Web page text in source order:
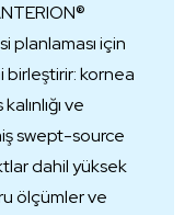
planlaması için
kornea
ve
swept-source
dahil yüksek
ölçümler ve